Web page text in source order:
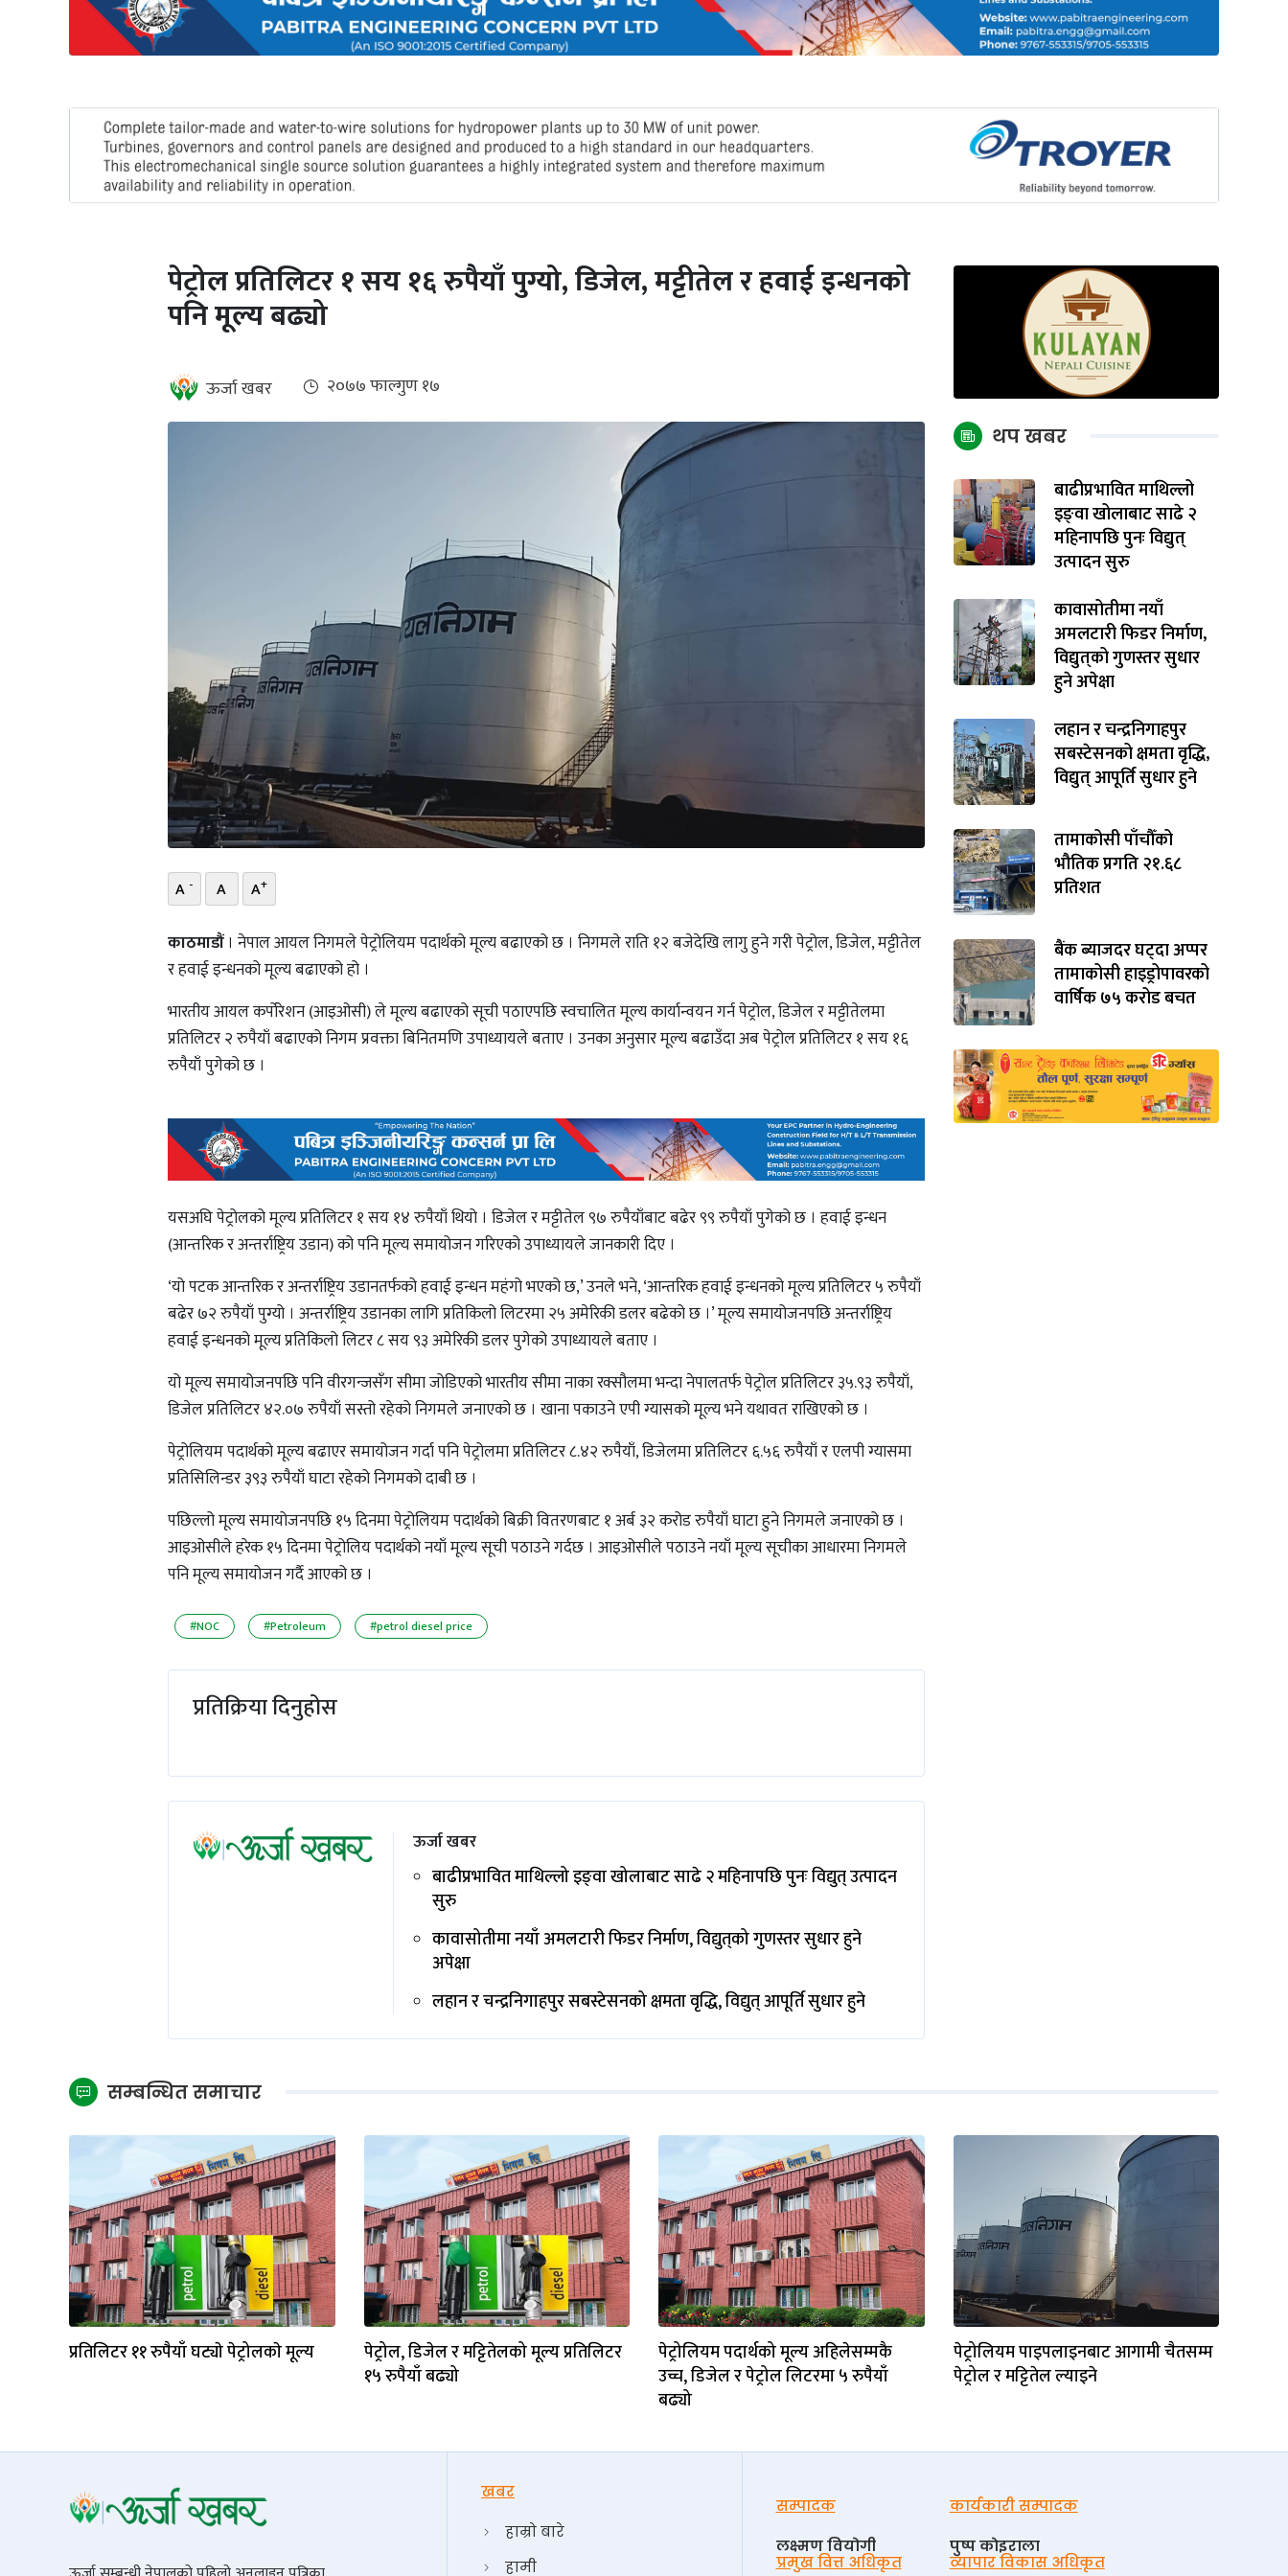
जलवायु
पेट्रोल प्रतिलिटर १ सय १६ रुपैयाँ पुग्यो, डिजेल, मट्टीतेल र हवाई इन्धनको
पनि मूल्य बढ्यो
ऊर्जा खबर २०७७ फाल्गुण १७
A - A A+
काठमाडौं। नेपाल आयल निगमले पेट्रोलियम पदार्थको मूल्य बढाएको छ । निगमले राति १२ बजेदेखि लागु हुने गरी पेट्रोल, डिजेल, मट्टीतेल
र हवाई इन्धनको मूल्य बढाएको हो ।
भारतीय आयल कर्पोरेशन (आइओसी) ले मूल्य बढाएको सूची पठाएपछि स्वचालित मूल्य कार्यान्वयन गर्न पेट्रोल, डिजेल र मट्टीतेलमा
प्रतिलिटर २ रुपैयाँ बढाएको निगम प्रवक्ता बिनितमणि उपाध्यायले बताए । उनका अनुसार मूल्य बढाउँदा अब पेट्रोल प्रतिलिटर १ सय १६
रुपैयाँ पुगेको छ ।
यसअघि पेट्रोलको मूल्य प्रतिलिटर १ सय १४ रुपैयाँ थियो । डिजेल र मट्टीतेल ९७ रुपैयाँबाट बढेर ९९ रुपैयाँ पुगेको छ । हवाई इन्धन
(आन्तरिक र अन्तर्राष्ट्रिय उडान) को पनि मूल्य समायोजन गरिएको उपाध्यायले जानकारी दिए ।
‘यो पटक आन्तरिक र अन्तर्राष्ट्रिय उडानतर्फको हवाई इन्धन महंगो भएको छ,’ उनले भने, ‘आन्तरिक हवाई इन्धनको मूल्य प्रतिलिटर ५ रुपैयाँ
बढेर ७२ रुपैयाँ पुग्यो । अन्तर्राष्ट्रिय उडानका लागि प्रतिकिलो लिटरमा २५ अमेरिकी डलर बढेको छ ।’ मूल्य समायोजनपछि अन्तर्राष्ट्रिय
हवाई इन्धनको मूल्य प्रतिकिलो लिटर ८ सय ९३ अमेरिकी डलर पुगेको उपाध्यायले बताए ।
यो मूल्य समायोजनपछि पनि वीरगन्जसँग सीमा जोडिएको भारतीय सीमा नाका रक्सौलमा भन्दा नेपालतर्फ पेट्रोल प्रतिलिटर ३५.९३ रुपैयाँ,
डिजेल प्रतिलिटर ४२.०७ रुपैयाँ सस्तो रहेको निगमले जनाएको छ । खाना पकाउने एपी ग्यासको मूल्य भने यथावत राखिएको छ ।
पेट्रोलियम पदार्थको मूल्य बढाएर समायोजन गर्दा पनि पेट्रोलमा प्रतिलिटर ८.४२ रुपैयाँ, डिजेलमा प्रतिलिटर ६.५६ रुपैयाँ र एलपी ग्यासमा
प्रतिसिलिन्डर ३९३ रुपैयाँ घाटा रहेको निगमको दाबी छ ।
पछिल्लो मूल्य समायोजनपछि १५ दिनमा पेट्रोलियम पदार्थको बिक्री वितरणबाट १ अर्ब ३२ करोड रुपैयाँ घाटा हुने निगमले जनाएको छ ।
आइओसीले हरेक १५ दिनमा पेट्रोलिय पदार्थको नयाँ मूल्य सूची पठाउने गर्दछ । आइओसीले पठाउने नयाँ मूल्य सूचीका आधारमा निगमले
पनि मूल्य समायोजन गर्दै आएको छ ।
#NOC #Petroleum #petrol diesel price
प्रतिक्रिया दिनुहोस
ऊर्जा खबर
बाढीप्रभावित माथिल्लो इङ्‌वा खोलाबाट साढे २ महिनापछि पुनः विद्युत् उत्पादन
सुरु
कावासोतीमा नयाँ अमलटारी फिडर निर्माण, विद्युत्‌को गुणस्तर सुधार हुने
अपेक्षा
लहान र चन्द्रनिगाहपुर सबस्टेसनको क्षमता वृद्धि, विद्युत् आपूर्ति सुधार हुने
थप खबर
बाढीप्रभावित माथिल्लो
इङ्‌वा खोलाबाट साढे २
महिनापछि पुनः विद्युत्
उत्पादन सुरु
कावासोतीमा नयाँ
अमलटारी फिडर निर्माण,
विद्युत्‌को गुणस्तर सुधार
हुने अपेक्षा
लहान र चन्द्रनिगाहपुर
सबस्टेसनको क्षमता वृद्धि,
विद्युत् आपूर्ति सुधार हुने
तामाकोसी पाँचौँको
भौतिक प्रगति २१.६८
प्रतिशत
बैंक ब्याजदर घट्दा अप्पर
तामाकोसी हाइड्रोपावरको
वार्षिक ७५ करोड बचत
सम्बन्धित समाचार
प्रतिलिटर ११ रुपैयाँ घट्याे पेट्रोलकाे मूल्य
पेट्रोल, डिजेल र मट्टितेलको मूल्य प्रतिलिटर
१५ रुपैयाँ बढ्यो
पेट्रोलियम पदार्थको मूल्य अहिलेसम्मकै
उच्च, डिजेल र पेट्रोल लिटरमा ५ रुपैयाँ
बढ्यो
पेट्रोलियम पाइपलाइनबाट आगामी चैतसम्म
पेट्रोल र मट्टितेल ल्याइने
खबर
हाम्रो बारे
हामी
सम्पादक
लक्ष्मण वियोगी
कार्यकारी सम्पादक
पुष्प काेइराला
प्रमुख वित्त अधिकृत
व्यापार विकास अधिकृत